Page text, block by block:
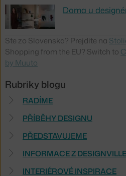
Doma u
Ste zo Slovenska? Prejdite na
Shopping from the EU? Switch to
by Muuto
Rubriky blogu
RADÍME
PŘÍBĚHY DESIGNU
PŘEDSTAVUJEME
INFORMACE Z DESIGNVILLE
INTERIÉROVÉ INSPIRACE